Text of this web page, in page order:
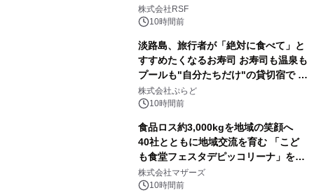
株式会社RSF
10時間前
淡路島、旅行者が「絶対に食べて」と
すすめたくなるお寿司 お寿司も温泉も
プールも"自分たちだけ"の貸切宿で 1
日1組限定「岩屋温泉 絵島別庭 海と
森」の握り寿司プラン
株式会社ぷらど
10時間前
食品ロス約3,000kgを地域の笑顔へ
40社とともに地域交流を育む 「こど
も食堂フェスタデピッコリーナ」を9
月5日(土)開催
株式会社マザーズ
10時間前